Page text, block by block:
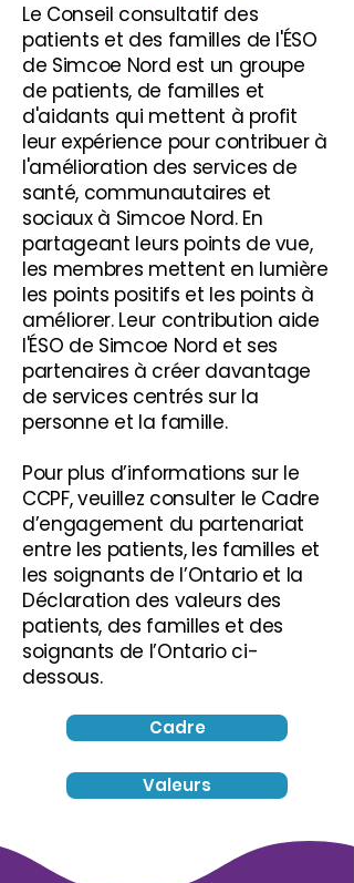
Le Conseil consultatif des
patients et des familles de l'ÉSO
de Simcoe Nord est un groupe
de patients, de familles et
d'aidants qui mettent à profit
leur expérience pour contribuer à
l'amélioration des services de
santé, communautaires et
sociaux à Simcoe Nord. En
partageant leurs points de vue,
les membres mettent en lumière
les points positifs et les points à
améliorer. Leur contribution aide
l'ÉSO de Simcoe Nord et ses
partenaires à créer davantage
de services centrés sur la
personne et la famille.
Pour plus d’informations sur le
CCPF, veuillez consulter le Cadre
d’engagement du partenariat
entre les patients, les familles et
les soignants de l’Ontario et la
Déclaration des valeurs des
patients, des familles et des
soignants de l’Ontario ci-
dessous.
Cadre
Valeurs